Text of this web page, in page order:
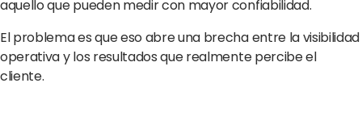
aquello que pueden medir con mayor confiabilidad.
El problema es que eso abre una brecha entre la visibilidad
operativa y los resultados que realmente percibe el
cliente.